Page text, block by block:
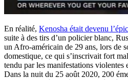
En réalité, Kenosha était devenu
suite à des tirs d’un policier blanc,
un Afro-américain de 29 ans, lors de
domestique, ce qui s’inscrivait fort
tendu par les manifestations violentes
Dans la nuit du 25 août 2020, 200